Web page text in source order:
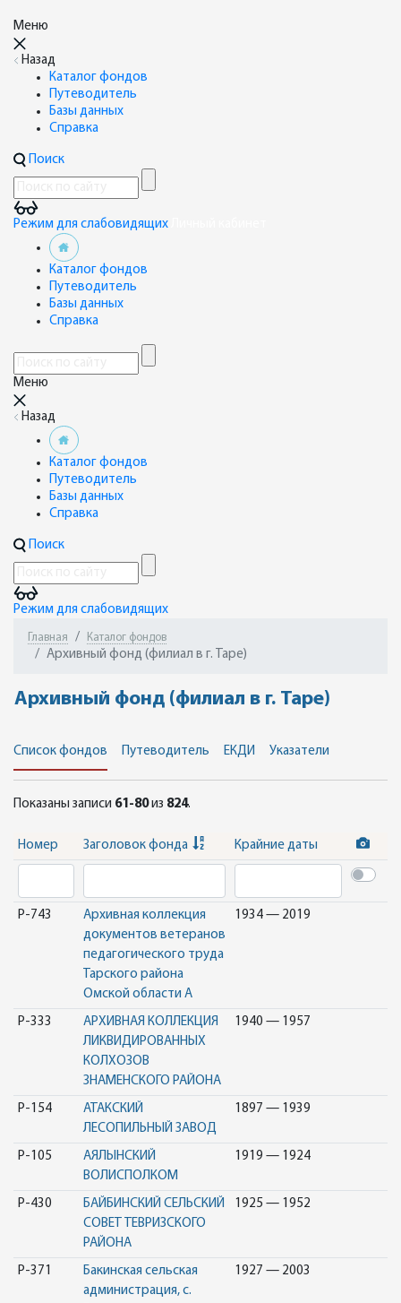
Меню
Назад
Каталог фондов
Путеводитель
Базы данных
Справка
Поиск
Режим для слабовидящих
Каталог фондов
Путеводитель
Базы данных
Справка
Меню
Назад
Каталог фондов
Путеводитель
Базы данных
Справка
Поиск
Режим для слабовидящих
Главная Каталог фондов
Архивный фонд (филиал в г. Таре)
Архивный фонд (филиал в г. Таре)
Список фондов Путеводитель ЕКДИ Указатели
Показаны записи 61-80из 824.
Номер Заголовок фонда Крайние даты
Р-743
Архивная коллекция
документов ветеранов
педагогического труда
Тарского района
Омской области А
1934 — 2019
Р-333
АРХИВНАЯ КОЛЛЕКЦИЯ
ЛИКВИДИРОВАННЫХ
КОЛХОЗОВ
ЗНАМЕНСКОГО РАЙОНА
1940 — 1957
Р-154
АТАКСКИЙ
ЛЕСОПИЛЬНЫЙ ЗАВОД
1897 — 1939
Р-105
АЯЛЫНСКИЙ
ВОЛИСПОЛКОМ
1919 — 1924
Р-430
БАЙБИНСКИЙ СЕЛЬСКИЙ
СОВЕТ ТЕВРИЗСКОГО
РАЙОНА
1925 — 1952
Р-371
Бакинская сельская
администрация, с.
1927 — 2003